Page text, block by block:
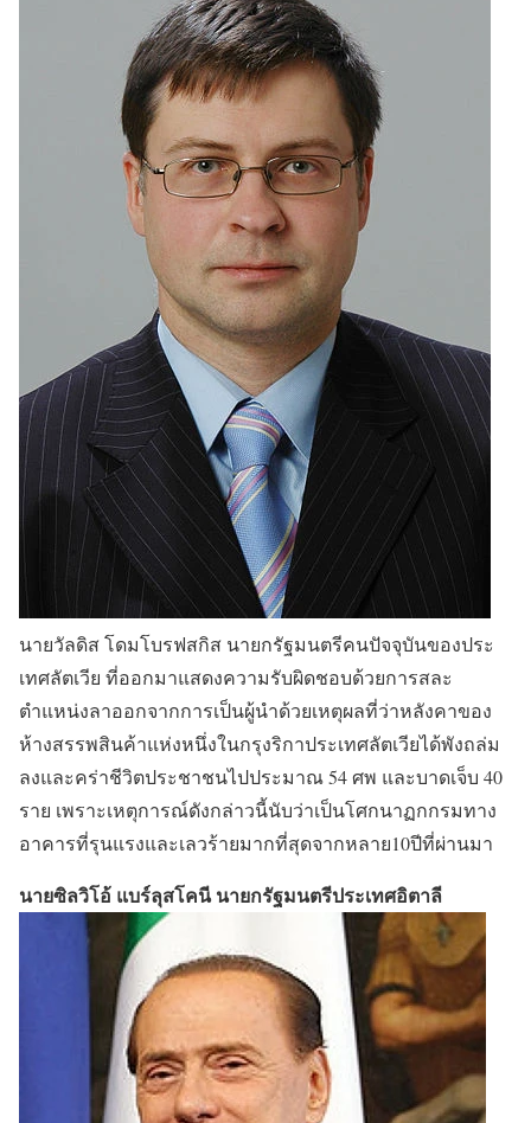
นายวัลดิส โดมโบรฟสกิส นายกรัฐมนตรีคนปัจจุบันของประ
เทศลัตเวีย ที่ออกมาแสดงความรับผิดชอบด้วยการสละ
ตำแหน่งลาออกจากการเป็นผู้นำด้วยเหตุผลที่ว่าหลังคาของ
ห้างสรรพสินค้าแห่งหนึ่งในกรุงริกาประเทศลัตเวียได้พังถล่ม
ลงและคร่าชีวิตประชาชนไปประมาณ 54 ศพ และบาดเจ็บ 40
ราย เพราะเหตุการณ์ดังกล่าวนี้นับว่าเป็นโศกนาฏกกรมทาง
อาคารที่รุนแรงและเลวร้ายมากที่สุดจากหลาย10ปีที่ผ่านมา
นายซิลวิโอ้ แบร์ลุสโคนี นายกรัฐมนตรีประเทศอิตาลี